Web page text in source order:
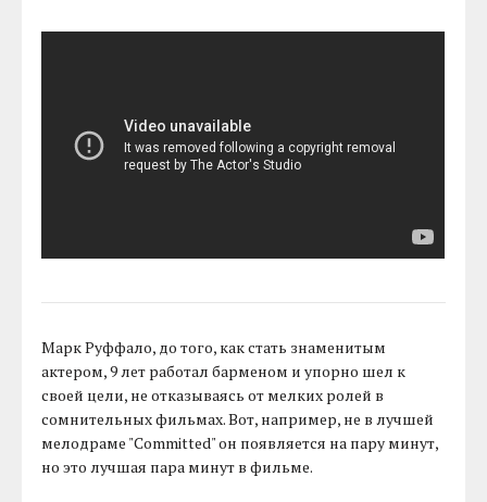
Марк Руффало, до того, как стать знаменитым
актером, 9 лет работал барменом и упорно шел к
своей цели, не отказываясь от мелких ролей в
сомнительных фильмах. Вот, например, не в лучшей
мелодраме "Committed" он появляется на пару минут,
но это лучшая пара минут в фильме.